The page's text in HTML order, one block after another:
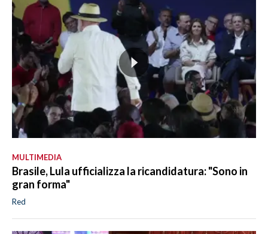
MULTIMEDIA
Brasile, Lula ufficializza la ricandidatura: "Sono in
gran forma"
Red